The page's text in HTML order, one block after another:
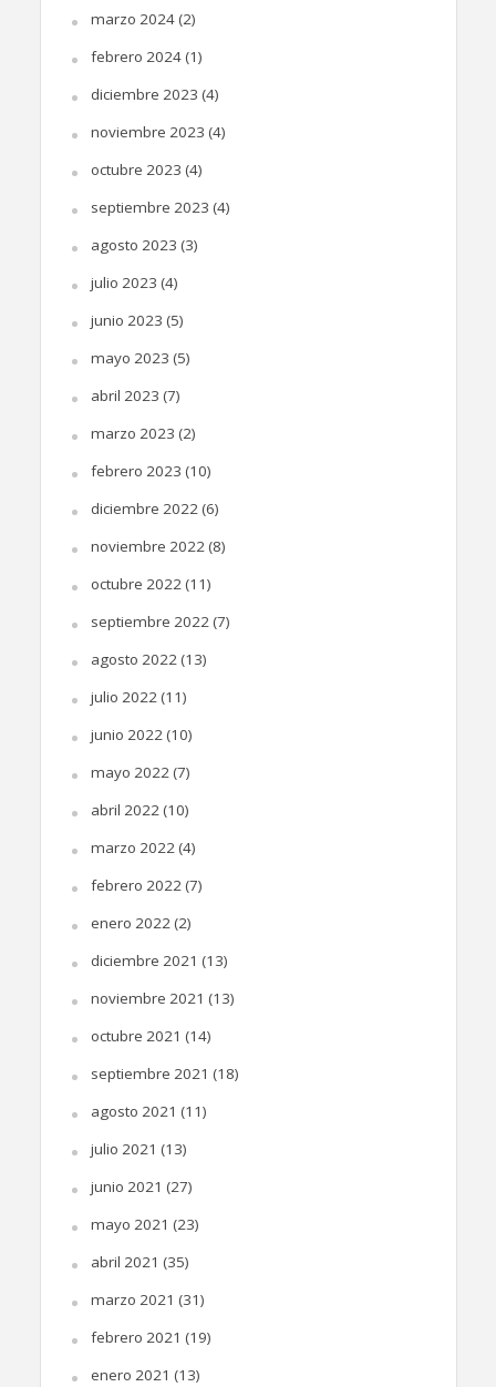
marzo 2024(2)
febrero 2024(1)
diciembre 2023 (4)
noviembre 2023 (4)
octubre 2023 (4)
septiembre 2023 (4)
agosto 2023 (3)
julio 2023 (4)
junio 2023 (5)
mayo 2023 (5)
abril 2023 (7)
marzo 2023 (2)
febrero 2023 (10)
diciembre 2022 (6)
noviembre 2022 (8)
octubre 2022 (11)
septiembre 2022 (7)
agosto 2022 (13)
julio 2022 (11)
junio 2022 (10)
mayo 2022 (7)
abril 2022 (10)
marzo 2022 (4)
febrero 2022 (7)
enero 2022 (2)
diciembre 2021 (13)
noviembre 2021 (13)
octubre 2021 (14)
septiembre 2021 (18)
agosto 2021 (11)
julio 2021 (13)
junio 2021 (27)
mayo 2021 (23)
abril 2021 (35)
marzo 2021 (31)
febrero 2021 (19)
enero 2021 (13)